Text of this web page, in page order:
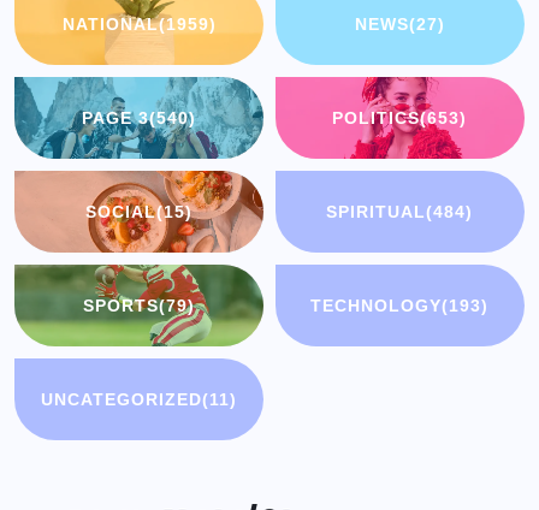
NATIONAL(1959) NEWS(27)
PAGE 3(540) POLITICS(653)
SOCIAL(15) SPIRITUAL(484)
SPORTS(79) TECHNOLOGY(193)
UNCATEGORIZED(11)